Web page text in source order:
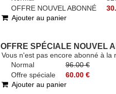
OFFRE NOUVEL ABONNÉ
Ajouter au panier
OFFRE SPÉCIALE NOUVEL
Vous n'est pas encore abonné à la
Normal
96.00 €
Offre spéciale
60.00 €
Ajouter au panier